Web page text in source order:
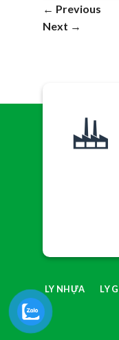
← Previous
Next →
LY NHỰA LY